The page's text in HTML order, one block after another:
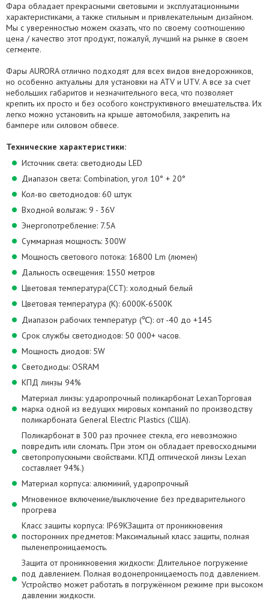
Фара обладает прекрасными световыми и эксплуатационными
характеристиками, а также стильным и привлекательным дизайном.
Мы с уверенностью можем сказать, что по своему соотношению
цена / качество этот продукт, пожалуй, лучший на рынке в своем
сегменте.
Фары AURORA отлично подходят для всех видов внедорожников,
но особенно актуальны для установки на ATV и UTV. А все за счет
небольших габаритов и незначительного веса, что позволяет
крепить их просто и без особого конструктивного вмешательства. Их
легко можно установить на крыше автомобиля, закрепить на
бампере или силовом обвесе.
Технические характеристики:
Источник света: светодиоды LED
Диапазон света: Combination, угол 10° + 20°
Кол-во светодиодов: 60 штук
Входной вольтаж: 9 - 36V
Энергопотребление: 7.5А
Суммарная мощность: 300W
Мощность светового потока: 16800 Lm (люмен)
Дальность освещения: 1550 метров
Цветовая температура(CCT): холодный белый
Цветовая температура (К): 6000K-6500K
Диапазон рабочих температур (℃): от -40 до +145
Срок службы светодиодов: 50 000+ часов.
Мощность диодов: 5W
Светодиоды: OSRAM
КПД линзы 94%
Материал линзы: ударопрочный поликарбонат LexanТорговая
марка одной из ведущих мировых компаний по производству
поликарбоната General Electric Plastics (США).
Поликарбонат в 300 раз прочнее стекла, его невозможно
повредить или сломать. При этом он обладает превосходными
светопропускными свойствами. КПД оптической линзы Lexan
составляет 94%.)
Материал корпуса: алюминий, ударопрочный
Мгновенное включение/выключение без предварительного
прогрева
Класс защиты корпуса: IP69KЗащита от проникновения
посторонних предметов: Максимальный класс защиты, полная
пыленепроницаемость.
Защита от проникновения жидкости: Длительное погружение
под давлением. Полная водонепроницаемость под давлением.
Устройство может работать в погружённом режиме при высоком
давлении жидкости.